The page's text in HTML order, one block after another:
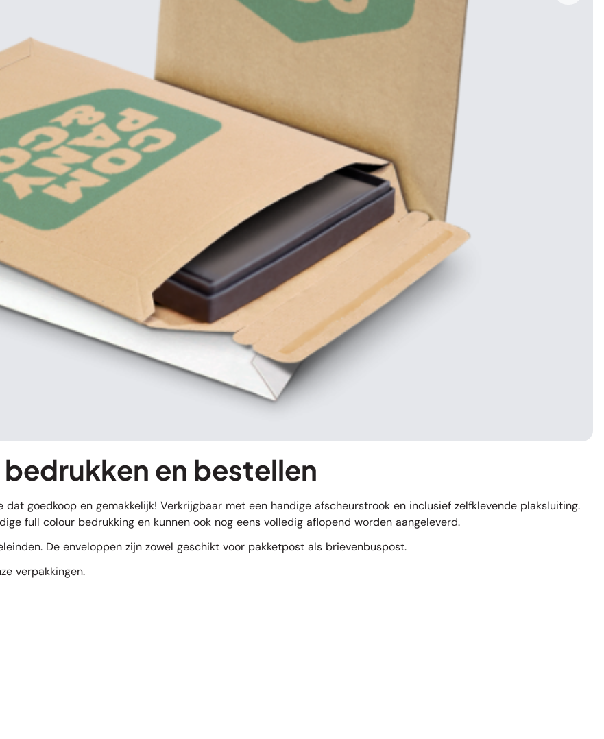
en bestellen
dat goedkoop en gemakkelijk! Verkrijgbaar met een handige afscheurstrook en inclusief zelfklevende plaksluiting.
full colour bedrukking en kunnen ook nog eens volledig aflopend worden aangeleverd.
De enveloppen zijn zowel geschikt voor pakketpost als brievenbuspost.
verpakkingen.